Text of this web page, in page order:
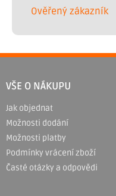
Ověřený zákazník
á
a
VŠE O NÁKUPU
Jak objednat
Možnosti dodání
Možnosti platby
Podmínky vrácení zboží
Časté otázky a odpovědi